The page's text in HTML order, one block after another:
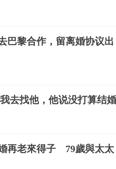
巴黎合作，留离婚协议出
去找他，他说没打算结婚
再老來得子 79歲與太太